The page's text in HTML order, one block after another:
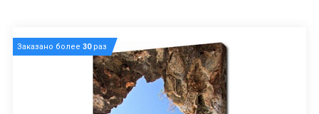
Заказано более 30раз